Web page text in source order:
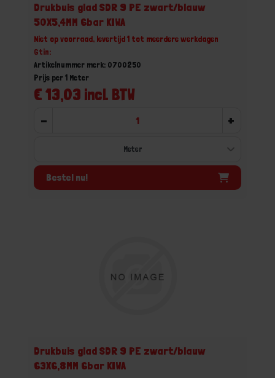
Drukbuis glad SDR 9 PE zwart/blauw
50X5,4MM 6bar KIWA
Niet op voorraad, levertijd 1 tot meerdere werkdagen
Gtin:
Artikelnummer merk: 0700250
€ 13,03 incl. BTW
Prijs per 1 Meter
- +
Bestel nu!
Drukbuis glad SDR 9 PE zwart/blauw
63X6,8MM 6bar KIWA